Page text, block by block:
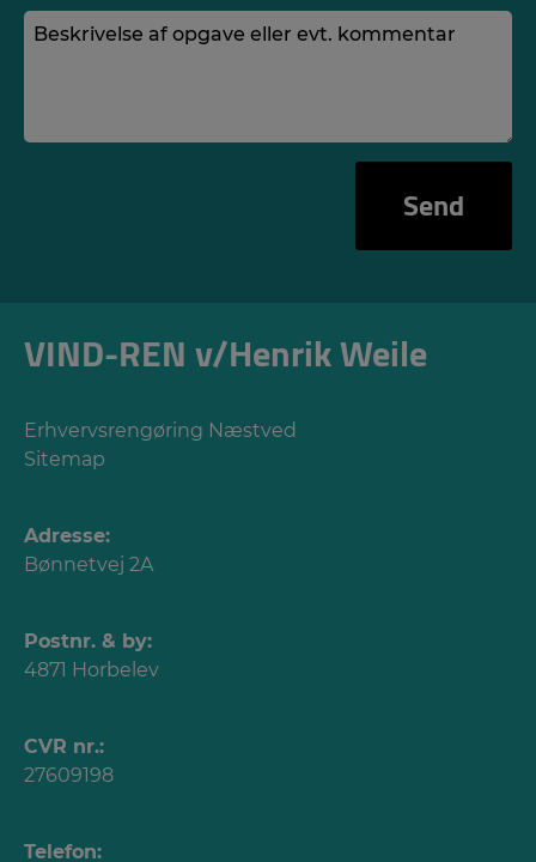
VIND-REN v/Henrik Weile
Erhvervsrengøring Næstved
Sitemap
Adresse:
Bønnetvej 2A
Postnr. & by:
4871 Horbelev
CVR nr.:
27609198
Telefon:
Besked